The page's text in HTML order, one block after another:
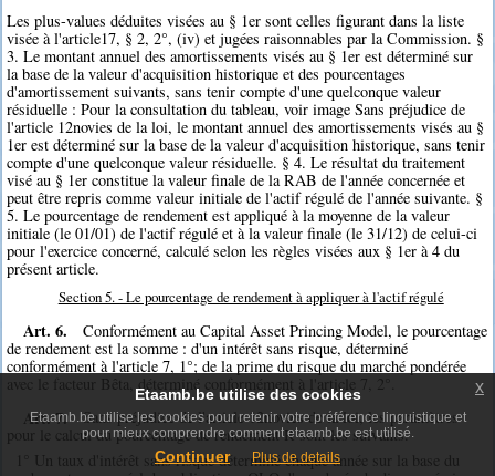
Les plus-values déduites visées au § 1er sont celles figurant dans la liste
visée à l'article17, § 2, 2°, (iv) et jugées raisonnables par la Commission. §
3. Le montant annuel des amortissements visés au § 1er est déterminé sur
la base de la valeur d'acquisition historique et des pourcentages
d'amortissement suivants, sans tenir compte d'une quelconque valeur
résiduelle : Pour la consultation du tableau, voir image Sans préjudice de
l'article 12novies de la loi, le montant annuel des amortissements visés au §
1er est déterminé sur la base de la valeur d'acquisition historique, sans tenir
compte d'une quelconque valeur résiduelle. § 4. Le résultat du traitement
visé au § 1er constitue la valeur finale de la RAB de l'année concernée et
peut être repris comme valeur initiale de l'actif régulé de l'année suivante. §
5. Le pourcentage de rendement est appliqué à la moyenne de la valeur
initiale (le 01/01) de l'actif régulé et à la valeur finale (le 31/12) de celui-ci
pour l'exercice concerné, calculé selon les règles visées aux § 1er à 4 du
présent article.
Section 5. - Le pourcentage de rendement à appliquer à l'actif régulé
Art. 6.
Conformément au Capital Asset Princing Model, le pourcentage
de rendement est la somme : d'un intérêt sans risque, déterminé
conformément à l'article 7, 1°; de la prime du risque du marché pondérée
avec le facteur Bêta, déterminé conformément à l'article 7, 2°.
Art. 7.
Sans préjudice de l'article 12novies de la loi, les paramètres
pour le calcul du pourcentage de rendement R sont les suivants.
1° Un taux d'intérêt sans risque déterminé chaque année sur la base du
Etaamb.be utilise des cookies
Etaamb.be utilise les cookies pour retenir votre préférence linguistique et
pour mieux comprendre comment etaamb.be est utilisé.
Continuer Plus de details
x